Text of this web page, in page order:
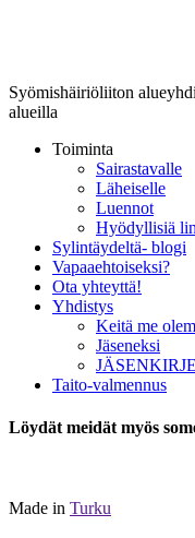
Syömishäiriöliiton
alueilla
Toiminta
Sairastavalle
Läheiselle
Luennot
Hyödyllisiä
Sylintäydeltä- blogi
Vapaaehtoiseksi?
Ota yhteyttä!
Yhdistys
Keitä me
Jäseneksi
Taito-valmennus
Löydät meidät myös
Made in Turku